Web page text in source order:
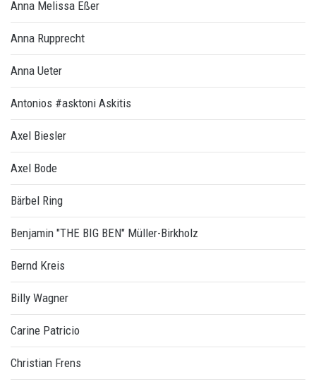
Anna Melissa Eßer
Anna Rupprecht
Anna Ueter
Antonios #asktoni Askitis
Axel Biesler
Axel Bode
Bärbel Ring
Benjamin "THE BIG BEN" Müller-Birkholz
Bernd Kreis
Billy Wagner
Carine Patricio
Christian Frens